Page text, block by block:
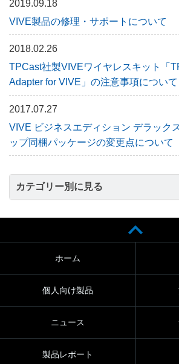
2019.09.18
VIVE製品の修理・サポートについて
2018.02.26
TPCast社製VIVEワイヤレスキット「
Adapter for VIVE」の注意事項について
2017.07.27
VIVE ビジネスエディション デラック
ップ同梱パッケージの変更点について
カテゴリー別に見る
ホーム
個人向け製品
ニュース
製品レポート